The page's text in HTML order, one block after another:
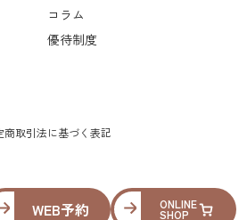
コラム
優待制度
商取引法に基づく表記
WEB予約 ONLINE
SHOP